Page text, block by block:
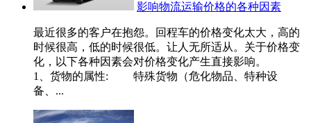
影响物流运输价格的各种因素
最近很多的客户在抱怨。回程车的价格变化太大，高的
时候很高，低的时候很低。让人无所适从。关于价格变
化，以下各种因素会对价格变化产生直接影响。
1、货物的属性: 特殊货物（危化物品、特种设
备、...